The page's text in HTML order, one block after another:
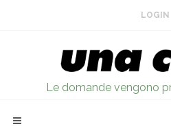
LOGIN
Le domande vengono